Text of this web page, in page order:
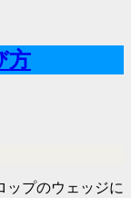
方
ップのウェッジに